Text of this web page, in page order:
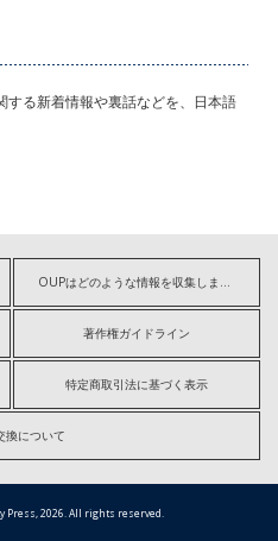
る新着情報や裏話などを、日本語
OUPはどのような情報を収集しますか?
著作権ガイドライン
特定商取引法に基づく表示
換について
Press, 2026. All rights reserved.